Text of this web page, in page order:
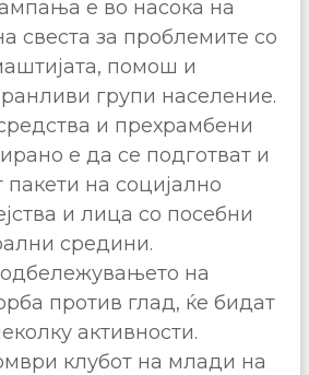
е во насока на
свеста за проблемите со
помош и
групи население.
и прехрамбени
е да се подготват и
на социјално
и лица со посебни
средини.
на
против глад, ќе бидат
активности.
клубот на млади на